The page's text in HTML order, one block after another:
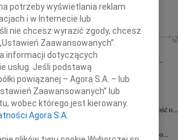
+ szukanie zaawansowane
INNE NEKROLOGI
24.07.2026Kraków
Panu Jackowi Gryzło Wiceprezesowi Areny...
Karolina Witek20.07.2026
Z głębokim smutkiem i żalem przyjęliśmy...
Joanna Słowińska
20.07.2026
Z olbrzymim smutkiem przyjęliśmy wiadomość o...
Joanna Słowińska
Z głębokim smutkiem przyjąłem wiadomość o...
potrzeby wyświetlania reklam
i w Internecie lub
nie chcesz wyrazić zgody, chcesz
Zaawansowanych”.
informacji dotyczących
usług. Jeśli podstawą
powiązanej – Agora S.A. – lub
Zaawansowanych” lub
wobec którego jest kierowany.
Agora S.A.